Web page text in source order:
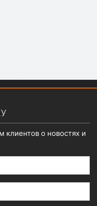
о новостях и